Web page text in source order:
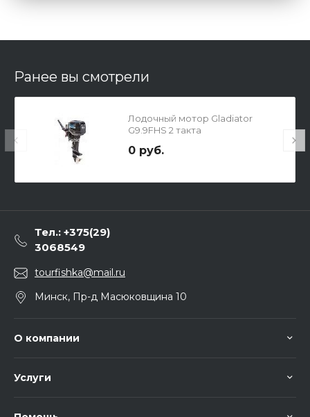
Ранее вы смотрели
Лодочный мотор Gladiator
G9.9FHS 2 такта
0 руб.
Тел.: +375(29)
3068549
tourfishka@mail.ru
Минск, Пр-д Масюковщина 10
О компании
Услуги